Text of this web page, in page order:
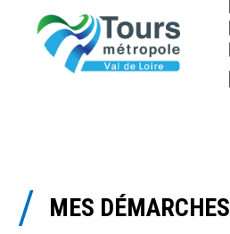
MES DÉMARCHES